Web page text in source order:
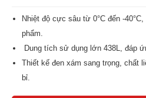
Nhiệt độ cực sâu từ 0°C đến -
phẩm.
Dung tích sử dụng lớn 438L, đáp
Thiết kế đen xám sang trọng, chất
bỉ.